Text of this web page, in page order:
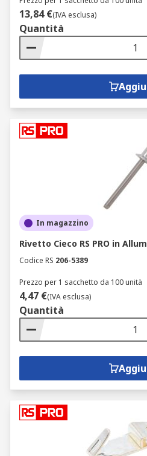
13,84 €(IVA esclusa)
Quantità
In magazzino
Rivetto Cieco RS PRO in
Codice RS 206-5389
Prezzo per 1 sacchetto da 100 unità
4,47 €(IVA esclusa)
Quantità